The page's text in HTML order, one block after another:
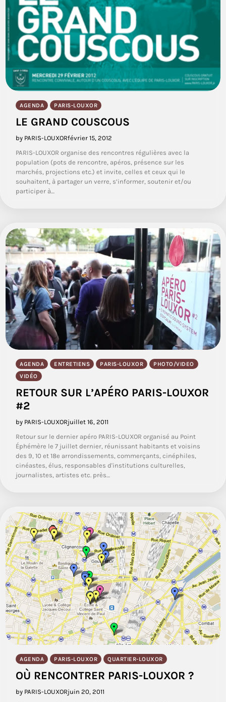
AGENDA PARIS-LOUXOR
LE GRAND COUSCOUS
by PARIS-LOUXORfévrier 15, 2012
PARIS-LOUXOR organise des rencontres régulières avec la
population (pots de rencontre, apéros, présence sur les
marchés, projections etc.) et invite, celles et ceux qui le
souhaitent, à partager un verre, s’informer, soutenir et/ou
participer à…
AGENDA ENTRETIENS PARIS-LOUXOR
PHOTO/VIDEO
VIDÉO
RETOUR SUR L’APÉRO PARIS-LOUXOR
#2
by PARIS-LOUXORjuillet 16, 2011
Retour sur le dernier apéro PARIS-LOUXOR organisé au Point
Éphémère le 7 juillet dernier, réunissant habitants et voisins
des 9, 10 et 18e arrondissements, commerçants, cinéphiles,
cinéastes, élus, responsables d'institutions culturelles,
journalistes, artistes etc. près…
AGENDA PARIS-LOUXOR QUARTIER-LOUXOR
OÙ RENCONTRER PARIS-LOUXOR ?
by PARIS-LOUXORjuin 20, 2011